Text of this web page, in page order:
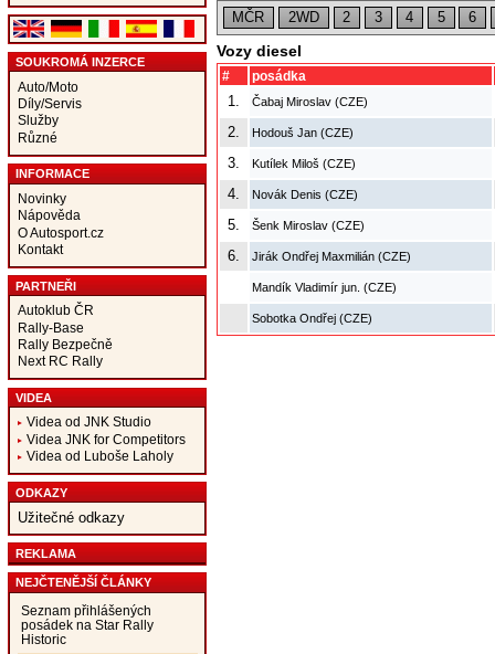
SOUKROMÁ INZERCE
Auto/Moto
Díly/Servis
Služby
Různé
INFORMACE
Novinky
Nápověda
O Autosport.cz
Kontakt
PARTNEŘI
Autoklub ČR
Rally-Base
Rally Bezpečně
Next RC Rally
VIDEA
Videa od JNK Studio
Videa JNK for Competitors
Videa od Luboše Laholy
ODKAZY
Užitečné odkazy
REKLAMA
NEJČTENĚJŠÍ ČLÁNKY
Seznam přihlášených
posádek na Star Rally
Historic
MČR 2WD 2 3 4 5 6
Vozy diesel
# posádka
1. Čabaj Miroslav (CZE)
2. Hodouš Jan (CZE)
3. Kutílek Miloš (CZE)
4. Novák Denis (CZE)
5. Šenk Miroslav (CZE)
6. Jirák Ondřej Maxmilián (CZE)
Mandík Vladimír jun. (CZE)
Sobotka Ondřej (CZE)